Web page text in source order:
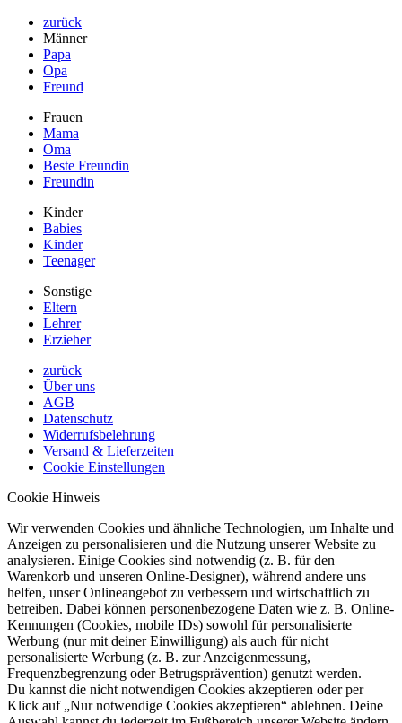
zurück
Männer
Papa
Opa
Freund
Frauen
Mama
Oma
Beste Freundin
Freundin
Kinder
Babies
Kinder
Teenager
Sonstige
Eltern
Lehrer
Erzieher
zurück
Über uns
AGB
Datenschutz
Widerrufsbelehrung
Versand & Lieferzeiten
Cookie Einstellungen
Cookie Hinweis
Wir verwenden Cookies und ähnliche Technologien, um Inhalte und
Anzeigen zu personalisieren und die Nutzung unserer Website zu
analysieren. Einige Cookies sind notwendig (z. B. für den
Warenkorb und unseren Online-Designer), während andere uns
helfen, unser Onlineangebot zu verbessern und wirtschaftlich zu
betreiben. Dabei können personenbezogene Daten wie z. B. Online-
Kennungen (Cookies, mobile IDs) sowohl für personalisierte
Werbung (nur mit deiner Einwilligung) als auch für nicht
personalisierte Werbung (z. B. zur Anzeigenmessung,
Frequenzbegrenzung oder Betrugsprävention) genutzt werden.
Du kannst die nicht notwendigen Cookies akzeptieren oder per
Klick auf „Nur notwendige Cookies akzeptieren“ ablehnen. Deine